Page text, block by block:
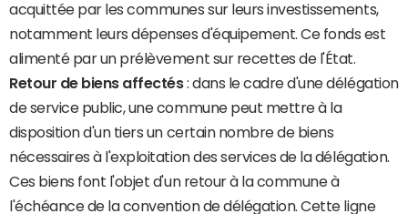
acquittée par les communes sur leurs investissements,
notamment leurs dépenses d'équipement. Ce fonds est
alimenté par un prélèvement sur recettes de l'État.
Retour de biens affectés: dans le cadre d'une délégation
de service public, une commune peut mettre à la
disposition d'un tiers un certain nombre de biens
nécessaires à l'exploitation des services de la délégation.
Ces biens font l'objet d'un retour à la commune à
l'échéance de la convention de délégation. Cette ligne